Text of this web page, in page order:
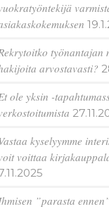
työnantajan
arvostavasti?
ole yksin -
kyselyymme
voittaa
”parasta